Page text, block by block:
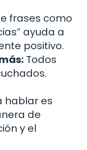
frases como
ayuda a
positivo.
Todos
hablar es
de
y el